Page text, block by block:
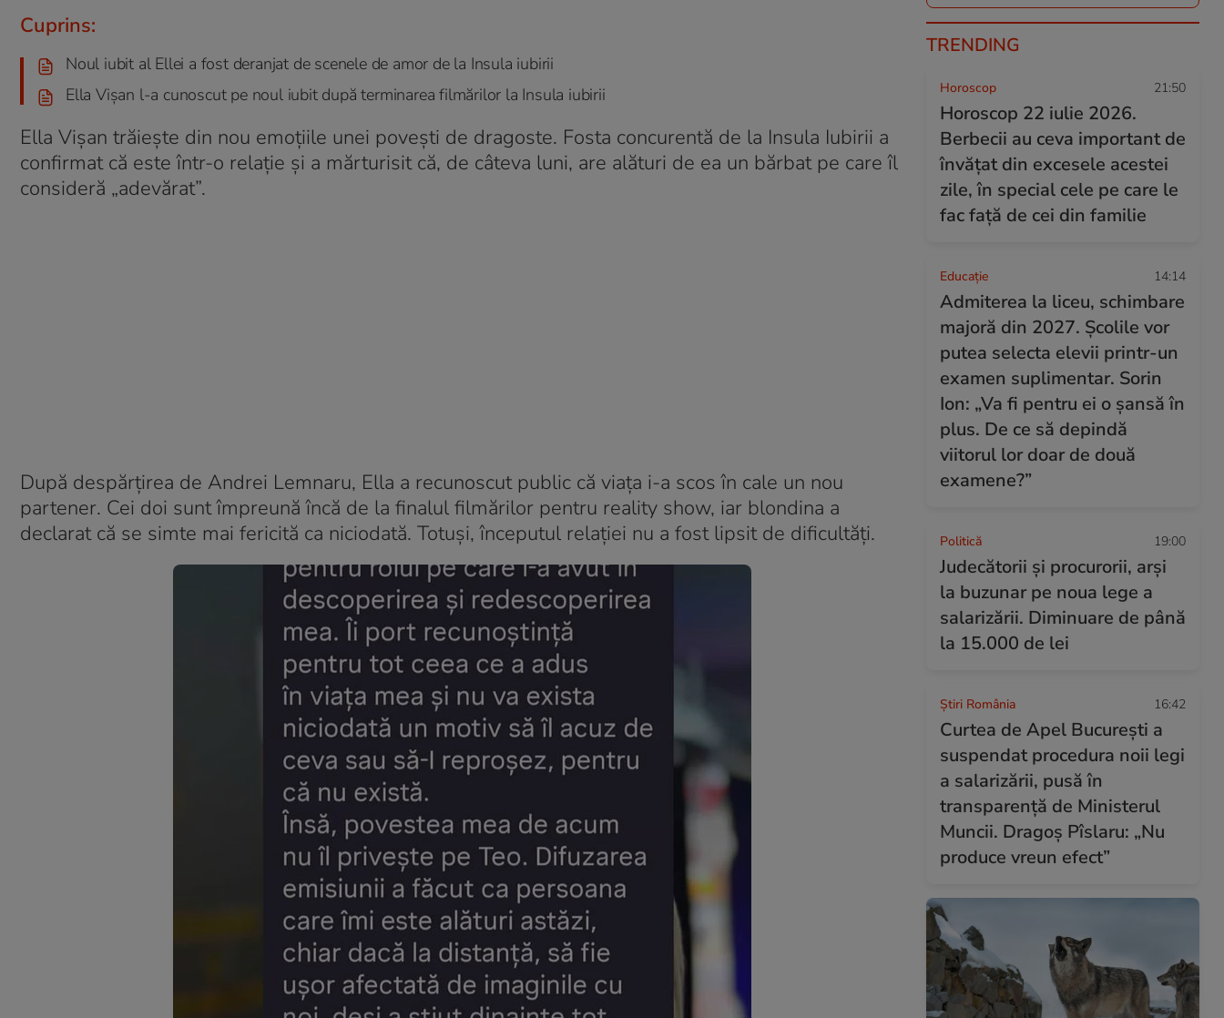
Cuprins:
Noul iubit al Ellei a fost deranjat de scenele de amor de la Insula iubirii
Ella Vișan l-a cunoscut pe noul iubit după terminarea filmărilor la Insula iubirii
Ella Vișan trăiește din nou emoțiile unei povești de dragoste. Fosta concurentă de la Insula Iubirii a
confirmat că este într-o relație și a mărturisit că, de câteva luni, are alături de ea un bărbat pe care îl
consideră „adevărat”.
După despărțirea de Andrei Lemnaru, Ella a recunoscut public că viața i-a scos în cale un nou
partener. Cei doi sunt împreună încă de la finalul filmărilor pentru reality show, iar blondina a
declarat că se simte mai fericită ca niciodată. Totuși, începutul relației nu a fost lipsit de dificultăți.
TRENDING
Horoscop 21:50
Horoscop 22 iulie 2026.
Berbecii au ceva important de
învățat din excesele acestei
zile, în special cele pe care le
fac față de cei din familie
Educație 14:14
Admiterea la liceu, schimbare
majoră din 2027. Școlile vor
putea selecta elevii printr-un
examen suplimentar. Sorin
Ion: „Va fi pentru ei o șansă în
plus. De ce să depindă
viitorul lor doar de două
examene?”
Politică 19:00
Judecătorii și procurorii, arși
la buzunar pe noua lege a
salarizării. Diminuare de până
la 15.000 de lei
Știri România 16:42
Curtea de Apel București a
suspendat procedura noii legi
a salarizării, pusă în
transparență de Ministerul
Muncii. Dragoș Pîslaru: „Nu
produce vreun efect”